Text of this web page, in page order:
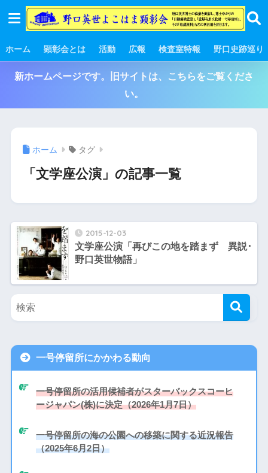
ホーム 顕彰会とは 活動 広報 検査室特報 野口史跡巡り
新ホームページです。旧サイトは、こちらをご覧くださ
い。
ホーム タグ
「文学座公演」の記事一覧
2015-12-03
文学座公演「再びこの地を踏まず 異説･
野口英世物語」
一号停留所にかかわる動向
一号停留所の活用候補者がスターバックスコーヒ
ージャパン(株)に決定（2026年1月7日）
一号停留所の海の公園への移築に関する近況報告
（2025年6月2日）